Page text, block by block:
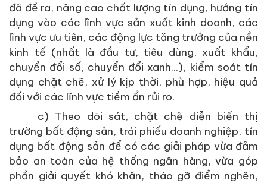
đã đề ra, nâng cao chất lượng tín dụng, hướng tín
dụng vào các lĩnh vực sản xuất kinh doanh, các
lĩnh vực ưu tiên, các động lực tăng trưởng của nền
kinh tế (nhất là đầu tư, tiêu dùng, xuất khẩu,
chuyển đổi số, chuyển đổi xanh...), kiểm soát tín
dụng chặt chẽ, xử lý kịp thời, phù hợp, hiệu quả
đối với các lĩnh vực tiềm ẩn rủi ro.
c) Theo dõi sát, chặt chẽ diễn biến thị
trường bất động sản, trái phiếu doanh nghiệp, tín
dụng bất động sản để có các giải pháp vừa đảm
bảo an toàn của hệ thống ngân hàng, vừa góp
phần giải quyết khó khăn, tháo gỡ điểm nghẽn,